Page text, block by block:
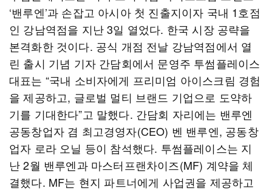
‘밴루엔’과 손잡고 아시아 첫 진출지이자 국내 1호점
인 강남역점을 지난 3일 열었다. 한국 시장 공략을
본격화한 것이다. 공식 개점 전날 강남역점에서 열
린 출시 기념 기자 간담회에서 문영주 투썸플레이스
대표는 “국내 소비자에게 프리미엄 아이스크림 경험
을 제공하고, 글로벌 멀티 브랜드 기업으로 도약하
기를 기대한다”고 말했다. 간담회 자리에는 밴루엔
공동창업자 겸 최고경영자(CEO) 벤 밴루엔, 공동창
업자 로라 오닐 등이 참석했다. 투썸플레이스는 지
난 2월 밴루엔과 마스터프랜차이즈(MF) 계약을 체
결했다. MF는 현지 파트너에게 사업권을 제공하고